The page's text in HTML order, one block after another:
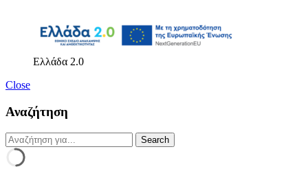
Ελλάδα 2.0
Close
Αναζήτηση